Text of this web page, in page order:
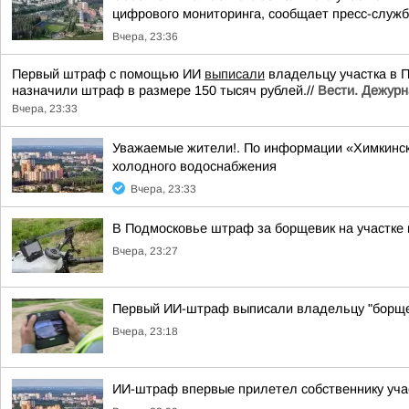
цифрового мониторинга, сообщает пресс-
Вчера, 23:36
Первый штраф с помощью ИИ выписали владельцу участка в
назначили штраф в размере 150 тысяч рублей.// Вести.
Вчера, 23:33
Уважаемые жители!. По информации
холодного водоснабжения
Вчера, 23:33
В Подмосковье штраф за борщевик на
Вчера, 23:27
Первый ИИ-штраф выписали владельцу
Вчера, 23:18
ИИ-штраф впервые прилетел собственнику